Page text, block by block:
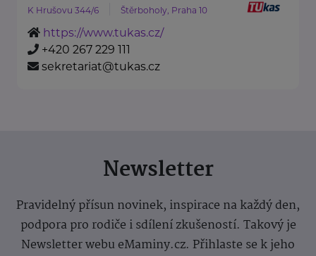
K Hrušovu 344/6 Štěrboholy, Praha 10
https://www.tukas.cz/
+420 267 229 111
sekretariat@tukas.cz
Newsletter
Pravidelný přísun novinek, inspirace na každý den,
podpora pro rodiče i sdílení zkušeností. Takový je
Newsletter webu eMaminy.cz. Přihlaste se k jeho